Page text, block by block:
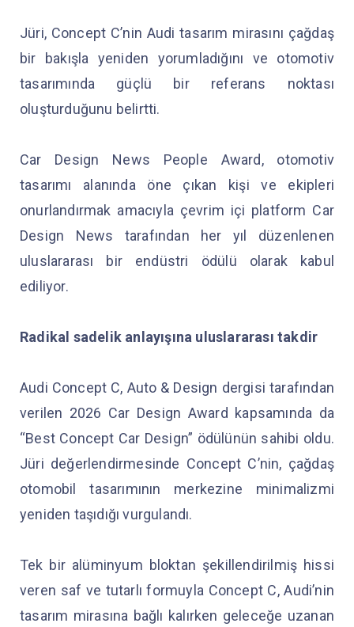
Jüri, Concept C’nin Audi tasarım mirasını çağdaş
bir bakışla yeniden yorumladığını ve otomotiv
tasarımında güçlü bir referans noktası
oluşturduğunu belirtti.
Car Design News People Award, otomotiv
tasarımı alanında öne çıkan kişi ve ekipleri
onurlandırmak amacıyla çevrim içi platform Car
Design News tarafından her yıl düzenlenen
uluslararası bir endüstri ödülü olarak kabul
ediliyor.
Radikal sadelik anlayışına uluslararası takdir
Audi Concept C, Auto & Design dergisi tarafından
verilen 2026 Car Design Award kapsamında da
“Best Concept Car Design” ödülünün sahibi oldu.
Jüri değerlendirmesinde Concept C’nin, çağdaş
otomobil tasarımının merkezine minimalizmi
yeniden taşıdığı vurgulandı.
Tek bir alüminyum bloktan şekillendirilmiş hissi
veren saf ve tutarlı formuyla Concept C, Audi’nin
tasarım mirasına bağlı kalırken geleceğe uzanan